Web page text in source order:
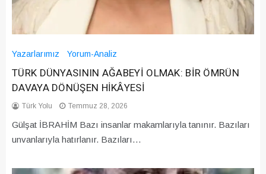
Yazarlarımız Yorum-Analiz
TÜRK DÜNYASININ AĞABEYİ OLMAK: BİR ÖMRÜN
DAVAYA DÖNÜŞEN HİKÂYESİ
Türk Yolu Temmuz 28, 2026
Gülşat İBRAHİM Bazı insanlar makamlarıyla tanınır. Bazıları
unvanlarıyla hatırlanır. Bazıları…